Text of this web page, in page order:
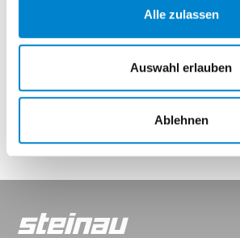
Alle zulassen
Auswahl erlauben
Ablehnen
Eigenschaften
Drücker & Griffe